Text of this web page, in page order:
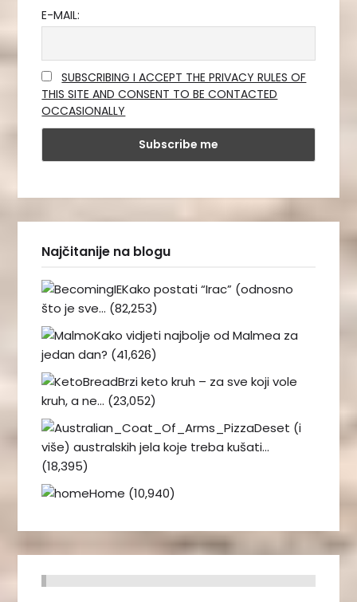
E-MAIL:
SUBSCRIBING I ACCEPT THE PRIVACY RULES OF
THIS SITE AND CONSENT TO BE CONTACTED
OCCASIONALLY
Najčitanije na blogu
Kako postati “Irac” (odnosno
što je sve… (82,253)
Kako vidjeti najbolje od Malmea za
jedan dan? (41,626)
Brzi keto kruh – za sve koji vole
kruh, a ne… (23,052)
Deset (i
više) australskih jela koje treba kušati…
(18,395)
Home (10,940)